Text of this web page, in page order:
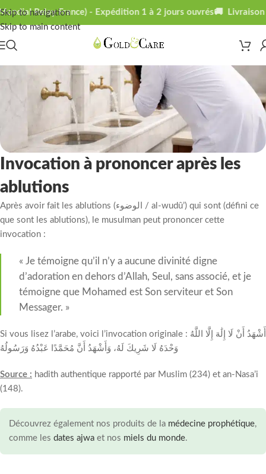
Skip to navigation
Skip to main content
Relay France) - Expédition 1 à 2 jours ouvrés🚚 Livraison
Invocation à prononcer après les
ablutions
Après avoir fait les ablutions (الوضوء / al-wudû’) qui sont (défini ce
que sont les ablutions), le musulman peut prononcer cette
invocation :
« Je témoigne qu’il n’y a aucune divinité digne
d’adoration en dehors d’Allah, Seul, sans associé, et je
témoigne que Mohamed est Son serviteur et Son
Messager. »
Si vous lisez l’arabe, voici l’invocation originale : أَشْهَدُ أَنْ لَا إِلَٰهَ إِلَّا اللَّهُ
وَحْدَهُ لَا شَرِيكَ لَهُ، وَأَشْهَدُ أَنَّ مُحَمَّدًا عَبْدُهُ وَرَسُولُهُ
Source : hadith authentique rapporté par Muslim (234) et an-Nasa’i
(148).
Découvrez également nos produits de la médecine prophétique,
comme les dates ajwa et nos miels du monde.